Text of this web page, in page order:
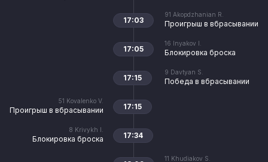
91 Akopdzhanian R.
Проигрыш в вбрасывании
17:03
16 Inyakov I.
Блокировка броска
17:05
9 Davtyan S.
Победа в вбрасывании
17:15
51 Kovalenko V.
Проигрыш в вбрасывании 17:15
8 Krivykh I.
Блокировка броска 17:34
11 Khudiakov S.